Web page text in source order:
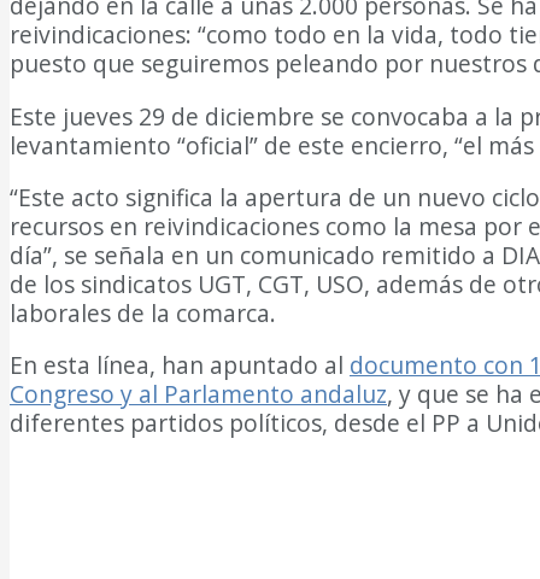
reivindicaciones: “como todo en la vida, todo
puesto que seguiremos peleando por nuestros
Este jueves 29 de diciembre se convocaba a la
levantamiento “oficial” de este encierro, “el
“Este acto significa la apertura de un nuevo
recursos en reivindicaciones como la mesa
día”, se señala en un comunicado remitido a
de los sindicatos UGT, CGT, USO, además de
laborales de la comarca.
En esta línea, han apuntado al documento con
Congreso y al Parlamento andaluz, y que se ha
diferentes partidos políticos, desde el PP a